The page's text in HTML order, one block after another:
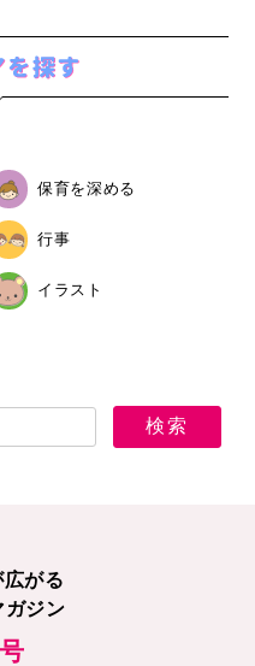
保育を深める
行事
イラスト
広がる
ガジン